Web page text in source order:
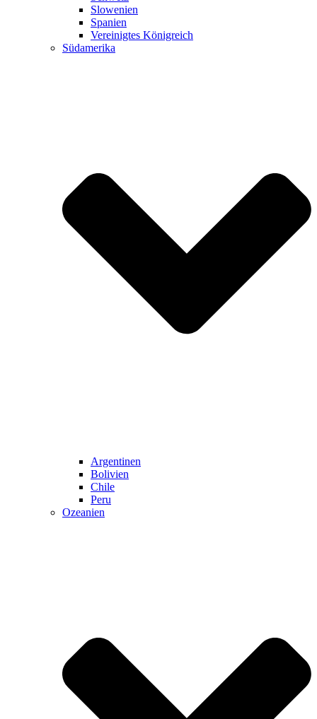
Slowenien
Spanien
Vereinigtes Königreich
Südamerika
Argentinen
Bolivien
Chile
Peru
Ozeanien